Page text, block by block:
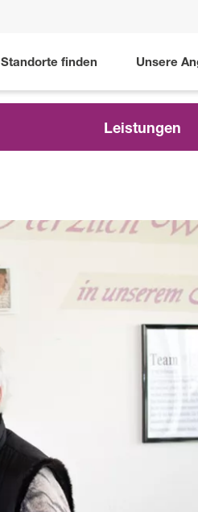
Standorte finden Unsere
Leistungen